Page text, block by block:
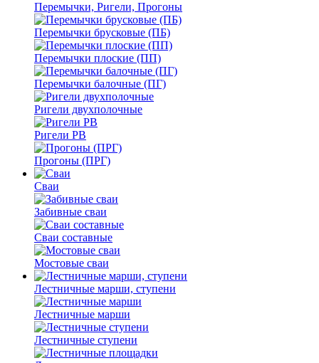
Перемычки, Ригели, Прогоны
Перемычки брусковые (ПБ)
Перемычки плоские (ПП)
Перемычки балочные (ПГ)
Ригели двухполочные
Ригели РВ
Прогоны (ПРГ)
Сваи
Забивные сваи
Сваи составные
Мостовые сваи
Лестничные марши, ступени
Лестничные марши
Лестничные ступени